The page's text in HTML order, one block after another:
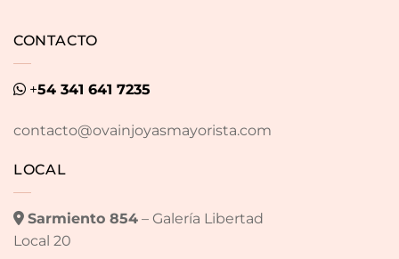
LOCAL
Sarmiento 854– Galería Libertad
Local 20
CONTACTO
+54 341 641 7235
contacto@ovainjoyasmayorista.com